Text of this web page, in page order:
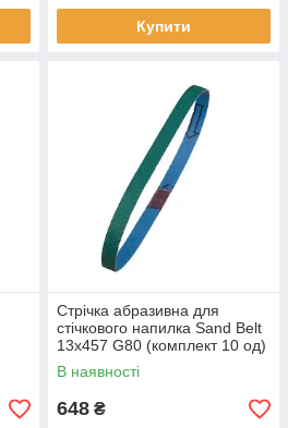
Купити
Стрічка абразивна для
стічкового напилка Sand Belt
13x457 G80 (комплект 10 од)
В наявності
648 ₴